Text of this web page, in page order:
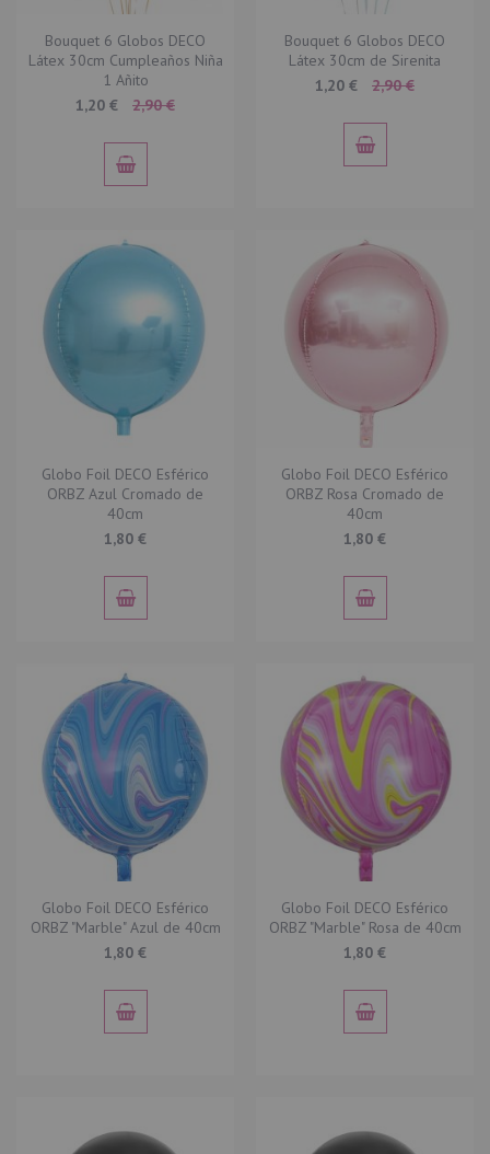
Bouquet 6 Globos DECO
Látex 30cm Cumpleaños Niña
1 Añito
Special
1,20 € 2,90 €
Bouquet 6 Globos DECO
Látex 30cm de Sirenita
Special
1,20 € 2,90 €
Globo Foil DECO Esférico
ORBZ Azul Cromado de
40cm
1,80 €
Globo Foil DECO Esférico
ORBZ Rosa Cromado de
40cm
1,80 €
Globo Foil DECO Esférico
ORBZ "Marble" Azul de 40cm
1,80 €
Globo Foil DECO Esférico
ORBZ "Marble" Rosa de 40cm
1,80 €